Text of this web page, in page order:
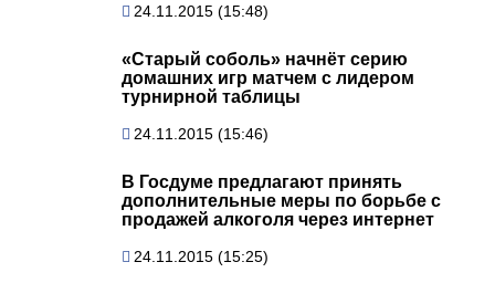
24.11.2015 (15:48)
«Старый соболь» начнёт серию
домашних игр матчем с лидером
турнирной таблицы
24.11.2015 (15:46)
В Госдуме предлагают принять
дополнительные меры по борьбе с
продажей алкоголя через интернет
24.11.2015 (15:25)